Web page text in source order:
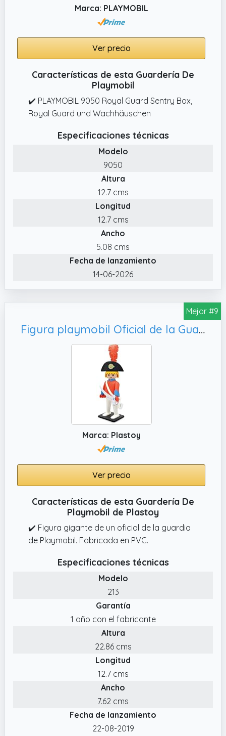
Marca: PLAYMOBIL
Ver precio
Características de esta Guardería De
Playmobil
✔️ PLAYMOBIL 9050 Royal Guard Sentry Box,
Royal Guard und Wachhäuschen
Especificaciones técnicas
Modelo
9050
Altura
12.7 cms
Longitud
12.7 cms
Ancho
5.08 cms
Fecha de lanzamiento
14-06-2026
Mejor #9
Figura playmobil Oficial de la Guardia 25cm
Marca: Plastoy
Ver precio
Características de esta Guardería De
Playmobil de Plastoy
✔️ Figura gigante de un oficial de la guardia
de Playmobil. Fabricada en PVC.
Especificaciones técnicas
Modelo
213
Garantía
1 año con el fabricante
Altura
22.86 cms
Longitud
12.7 cms
Ancho
7.62 cms
Fecha de lanzamiento
22-08-2019